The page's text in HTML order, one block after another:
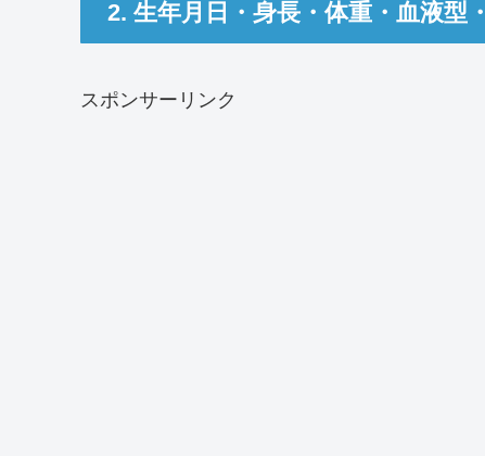
2. 生年月日・身長・体重・血液型
スポンサーリンク